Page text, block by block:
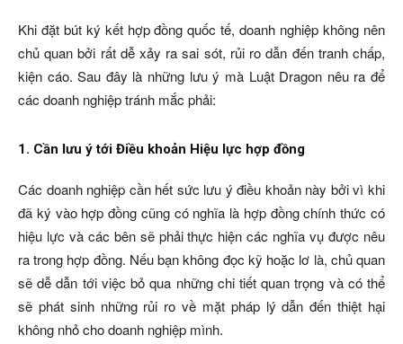
Khi đặt bút ký kết hợp đồng quốc tế, doanh nghiệp không nên
chủ quan bởi rất dễ xảy ra sai sót, rủi ro dẫn đến tranh chấp,
kiện cáo. Sau đây là những lưu ý mà Luật Dragon nêu ra để
các doanh nghiệp tránh mắc phải:
1. Cần lưu ý tới Điều khoản Hiệu lực hợp đồng
Các doanh nghiệp cần hết sức lưu ý điều khoản này bởi vì khi
đã ký vào hợp đồng cũng có nghĩa là hợp đồng chính thức có
hiệu lực và các bên sẽ phải thực hiện các nghĩa vụ được nêu
ra trong hợp đồng. Nếu bạn không đọc kỹ hoặc lơ là, chủ quan
sẽ dễ dẫn tới việc bỏ qua những chi tiết quan trọng và có thể
sẽ phát sinh những rủi ro về mặt pháp lý dẫn đến thiệt hại
không nhỏ cho doanh nghiệp mình.